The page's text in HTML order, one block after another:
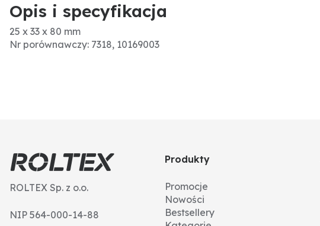
Opis i specyfikacja
25 x 33 x 80 mm
Nr porównawczy: 7318, 10169003
ROLTEX Sp. z o.o.
NIP 564-000-14-88
Produkty
Promocje
Nowości
Bestsellery